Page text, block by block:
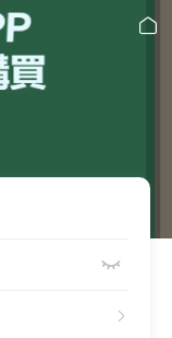


